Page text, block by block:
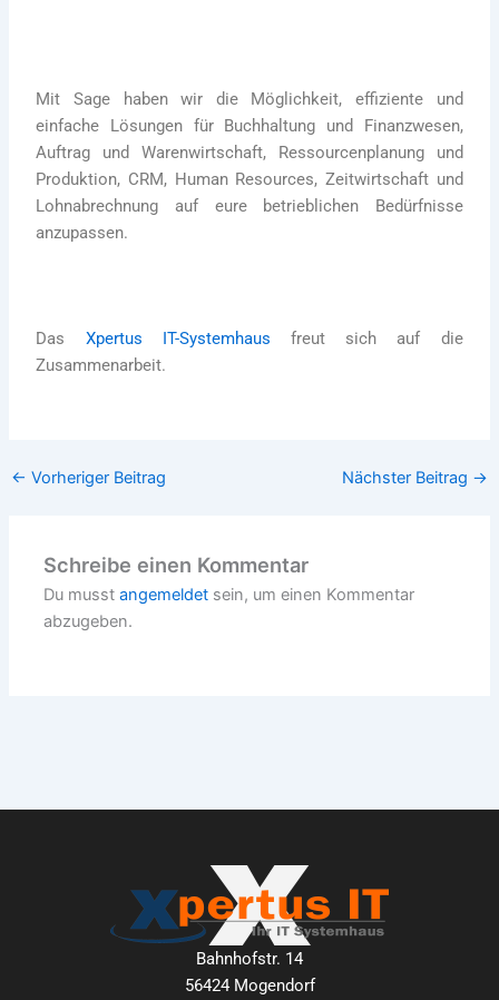
Mit Sage haben wir die Möglichkeit, effiziente und
einfache Lösungen für Buchhaltung und Finanzwesen,
Auftrag und Warenwirtschaft, Ressourcenplanung und
Produktion, CRM, Human Resources, Zeitwirtschaft und
Lohnabrechnung auf eure betrieblichen Bedürfnisse
anzupassen.
Das Xpertus IT-Systemhaus freut sich auf die
Zusammenarbeit.
← Vorheriger Beitrag Nächster Beitrag →
Schreibe einen Kommentar
Du musstangemeldet sein, um einen Kommentar
abzugeben.
Bahnhofstr. 14
56424 Mogendorf